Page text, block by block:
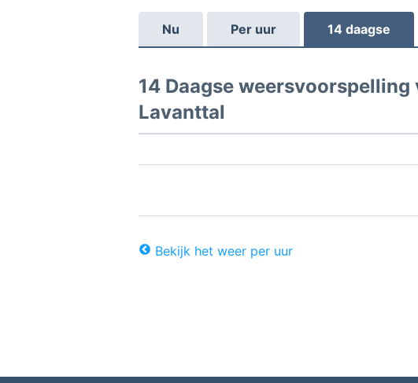
Nu Per uur 14 daagse
14 Daagse
Lavanttal
Bekijk het weer per uur